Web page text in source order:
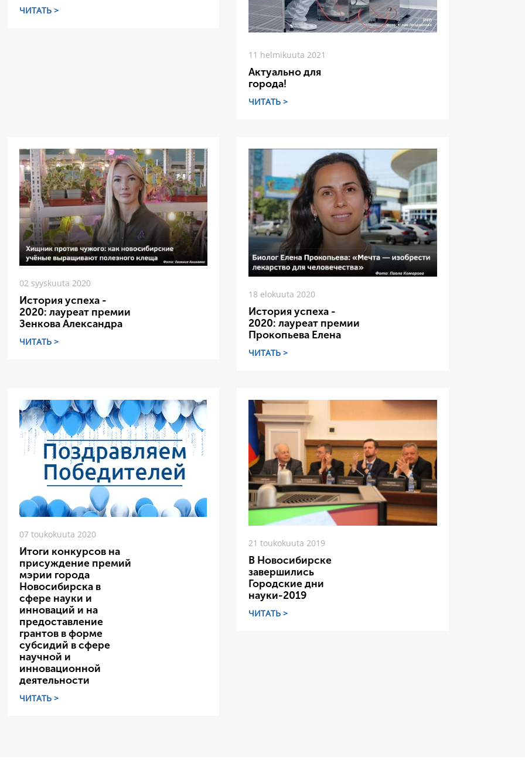
ЧИТАТЬ >
11 helmikuuta 2021
Актуально для
города!
ЧИТАТЬ >
02 syyskuuta 2020
История успеха -
2020: лауреат премии
Зенкова Александра
ЧИТАТЬ >
18 elokuuta 2020
История успеха -
2020: лауреат премии
Прокопьева Елена
ЧИТАТЬ >
07 toukokuuta 2020
Итоги конкурсов на
присуждение премий
мэрии города
Новосибирска в
сфере науки и
инноваций и на
предоставление
грантов в форме
субсидий в сфере
научной и
инновационной
деятельности
ЧИТАТЬ >
21 toukokuuta 2019
В Новосибирске
завершились
Городские дни
науки-2019
ЧИТАТЬ >